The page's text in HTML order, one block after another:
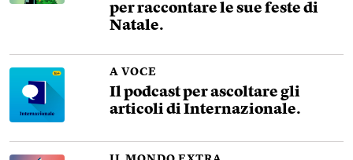
per raccontare le sue feste di
Natale.
A VOCE
Il podcast per ascoltare gli
articoli di Internazionale.